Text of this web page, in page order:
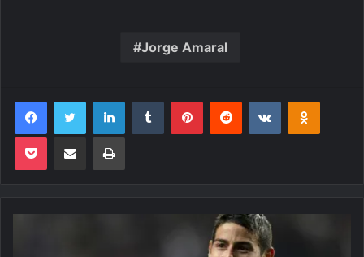
Jorge Amaral
FacebookTwitter LinkedinTumblr PinterestReddit VK OK
Pocket Compartilhar via e-mail Imprimir